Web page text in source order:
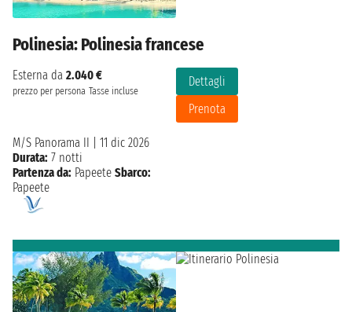
Polinesia: Polinesia francese
Esterna da 2.040 €
prezzo per persona Tasse incluse
Dettagli
Prenota
M/S Panorama II
11 dic 2026
Durata: 7 notti
Partenza da: Papeete Sbarco:
Papeete